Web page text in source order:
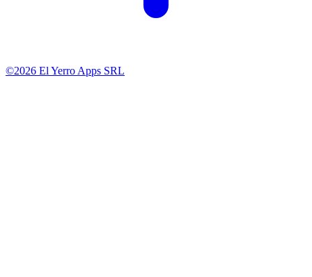
©2026 El Yerro Apps SRL